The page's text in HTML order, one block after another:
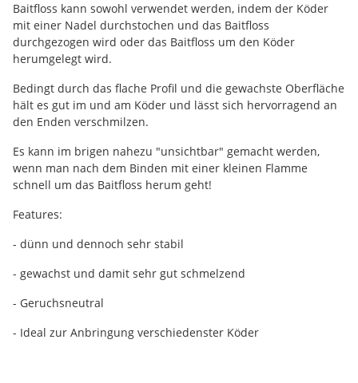
Baitfloss kann sowohl verwendet werden, indem der Köder
mit einer Nadel durchstochen und das Baitfloss
durchgezogen wird oder das Baitfloss um den Köder
herumgelegt wird.
Bedingt durch das flache Profil und die gewachste Oberfläche
hält es gut im und am Köder und lässt sich hervorragend an
den Enden verschmilzen.
Es kann im brigen nahezu "unsichtbar" gemacht werden,
wenn man nach dem Binden mit einer kleinen Flamme
schnell um das Baitfloss herum geht!
Features:
- dünn und dennoch sehr stabil
- gewachst und damit sehr gut schmelzend
- Geruchsneutral
- Ideal zur Anbringung verschiedenster Köder